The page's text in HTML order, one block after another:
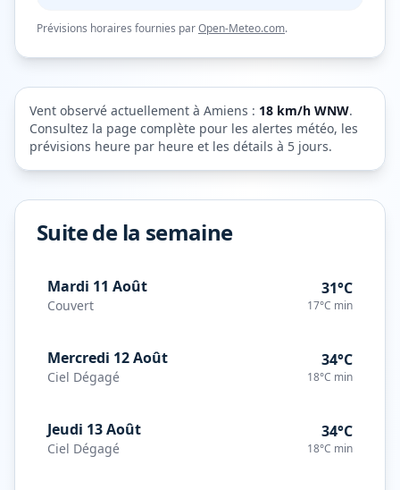
Prévisions horaires fournies parOpen-Meteo.com.
Vent observé actuellement à Amiens : 18 km/h WNW.
Consultez la page complète pour les alertes météo, les
prévisions heure par heure et les détails à 5 jours.
Suite de la semaine
Mardi 11 Août
Couvert
31°C
17°C min
Mercredi 12 Août
Ciel Dégagé
34°C
18°C min
Jeudi 13 Août
Ciel Dégagé
34°C
18°C min